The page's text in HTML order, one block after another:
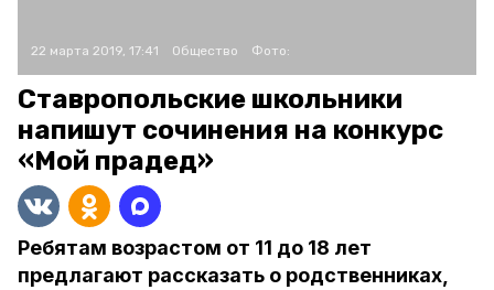
22 марта 2019, 17:41 Общество Фото:
Ставропольские школьники
напишут сочинения на конкурс
«Мой прадед»
Ребятам возрастом от 11 до 18 лет
предлагают рассказать о родственниках,